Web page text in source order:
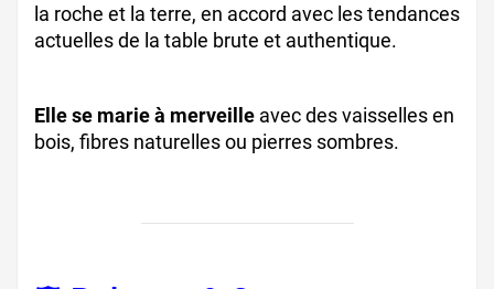
la roche et la terre, en accord avec les tendances
actuelles de la table brute et authentique.
Elle se marie à merveille avec des vaisselles en
bois, fibres naturelles ou pierres sombres.